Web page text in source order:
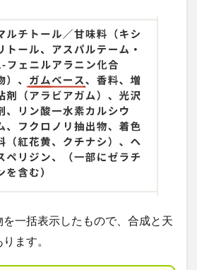
を一括表示したもので、合成と天
ます。